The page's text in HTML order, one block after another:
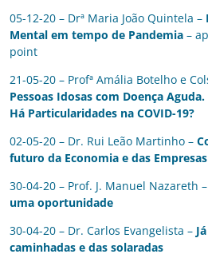
05-12-20 – Drª Maria João Quintela –
Mental em tempo de Pandemia –
point
21-05-20 – Profª Amália Botelho e
Pessoas Idosas com Doença Aguda.
Há Particularidades na COVID-19?
02-05-20 – Dr. Rui Leão Martinho –
futuro da Economia e das Empresas
30-04-20 – Prof. J. Manuel Nazareth –
uma oportunidade
30-04-20 – Dr. Carlos Evangelista –
caminhadas e das solaradas